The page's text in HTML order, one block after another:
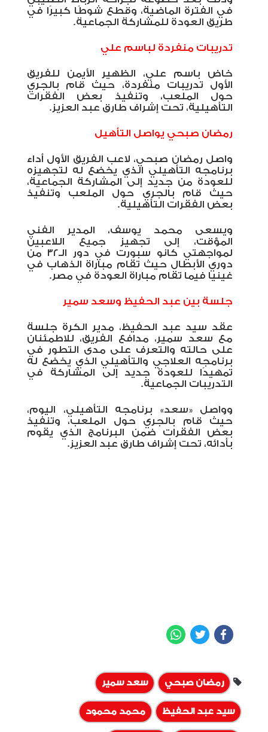
في الفترة الماضية، وقطع شوطًا كبيرًا في
طريق العودة للمشاركة الجماعية.
تدريبات منفردة لباسم علي
خاض باسم علي، الظهير الأيمن للفريق
الأول تدريبات منفردة، حيث قام بالجري
حول الملعب، وتنفيذ بعض الفقرات
التأهيلية، تحت إشراف طارق عبد العزيز.
رمضان صبحي يواصل التأهيل
واصل رمضان صبحي، لاعب الفريق الأول أداء
برنامجه التأهيلي الذي يخضع له لتجهيزه
للعودة من جديد إلى المشاركة الجماعية،
حيث قام بالجري حول الملعب وتنفيذ
بعض الفقرات التأهيلية.
ويسعى محمد يوسف، المدير الفني
المؤقت، إلى تجهيز جميع اللاعبين
لمواجهتي كانو سبورت في دور الـ٣٢ من
دوري الأبطال حيث تقام مباراة الذهاب في
غينيا فيما تقام مباراة العودة في مصر.
جلسة بين عبد الحفيظ وسعد سمير
عقد سيد عبد الحفيظ، مدير الكرة جلسة
مع سعد سمير، مدافع الفريق، للاطمئنان
على حالته والتعرف على مدى التطور في
برنامجه العلاجي والتأهيلي الذي يخضع له
تمهيدًا للعودة جديد إلى المشاركة في
التدريبات الجماعية.
وواصل «سعد» برنامجه التأهيلي، اليوم،
حيث قام بالجري حول الملعب، وتنفيذ
بعض الفقرات ضمن البرنامج الذي يقوم
بأدائه، تحت إشراف طارق عبد العزيز.
Facebook
Twitter
رمضان صبحي سعد سمير
سيد عبد الحفيظ محمد محمود